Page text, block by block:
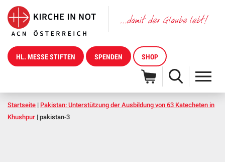
HL. MESSE STIFTEN SPENDEN SHOP
Startseite | Pakistan: Unterstützung der Ausbildung von 63 Katecheten in
Khushpur | pakistan-3